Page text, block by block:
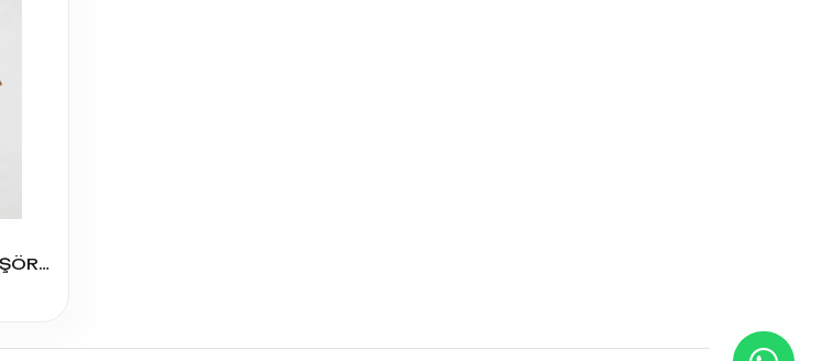
1214 ERKEK WWIPE TİŞÖRT 5/8 YAŞ